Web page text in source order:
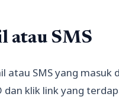
atau SMS
atau SMS yang
dan klik link yang